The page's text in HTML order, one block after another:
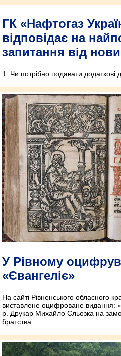
ГК «Нафтогаз
відповідає на
запитання від
1. Чи потрібно подавати
У Рівному
«Євангеліє»
На сайті Рівненського обласного
виставлене оцифроване видання:
р. Друкар Михайло Сльозка на
братства.